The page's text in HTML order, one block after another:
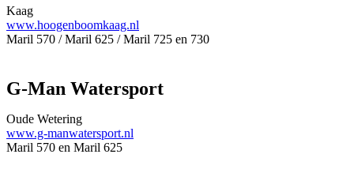
Kaag
www.hoogenboomkaag.nl
Maril 570 / Maril 625 / Maril 725 en 730
G-Man Watersport
Oude Wetering
www.g-manwatersport.nl
Maril 570 en Maril 625